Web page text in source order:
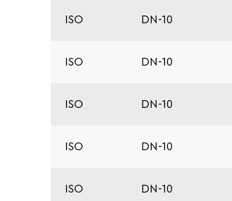
ISO DN-10
ISO DN-10
ISO DN-10
ISO DN-10
ISO DN-10